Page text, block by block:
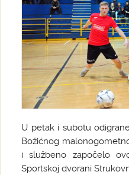
U petak i subotu
Božićnog
i službeno započelo
Sportskoj dvorani